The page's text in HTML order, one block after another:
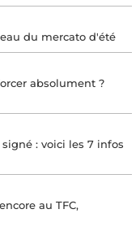
du mercato d'été
absolument ?
: voici les 7 infos
au TFC,